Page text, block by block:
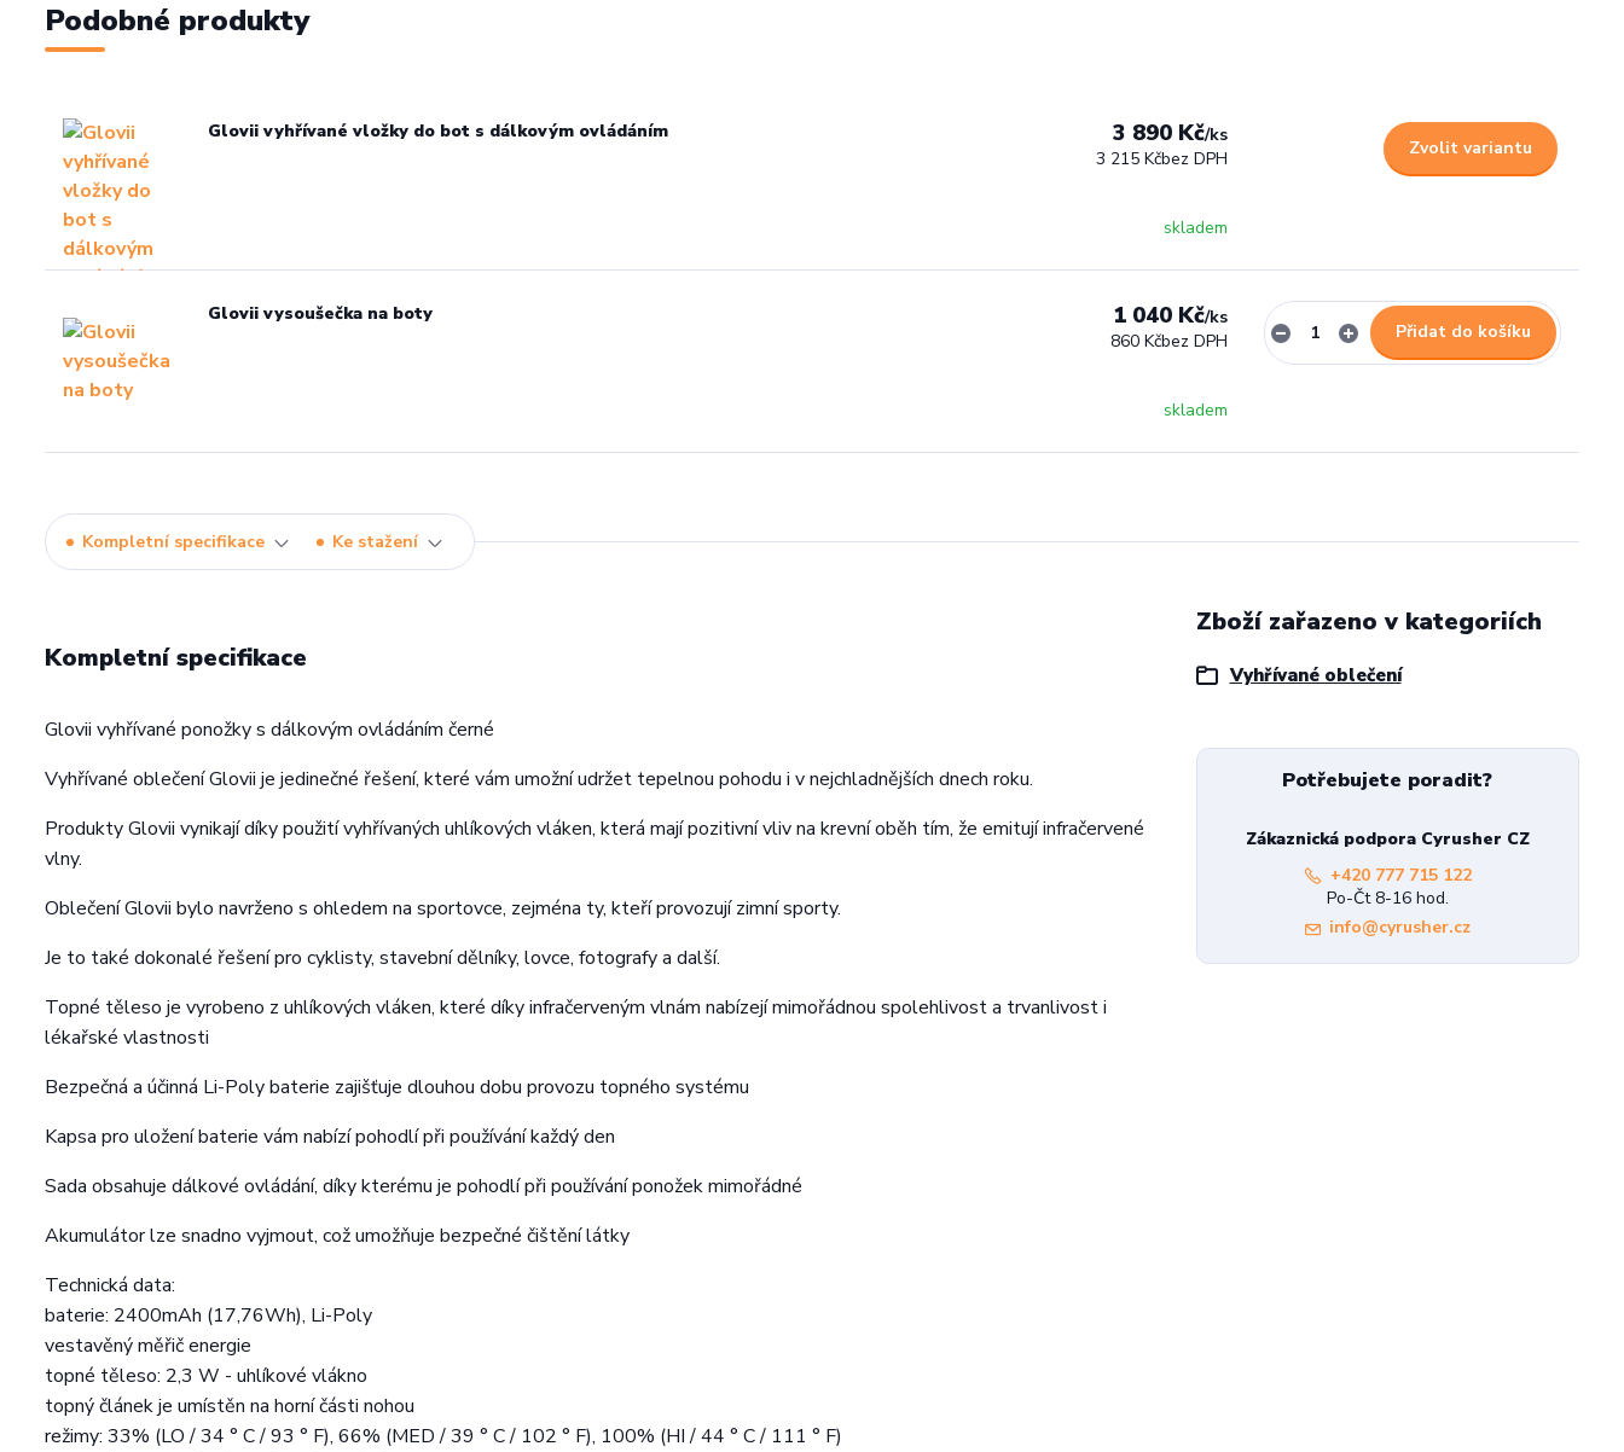
Podobné produkty
Glovii vyhřívané vložky do bot s dálkovým ovládáním 3 890 Kč/ks
3 215 Kčbez DPH
skladem
Zvolit variantu
Glovii vysoušečka na boty 1 040 Kč/ks
860 Kčbez DPH
skladem
Přidat do košíku
Kompletní specifikace Ke stažení
Kompletní specifikace
Glovii vyhřívané ponožky s dálkovým ovládáním černé
Vyhřívané oblečení Glovii je jedinečné řešení, které vám umožní udržet tepelnou pohodu i v nejchladnějších dnech roku.
Produkty Glovii vynikají díky použití vyhřívaných uhlíkových vláken, která mají pozitivní vliv na krevní oběh tím, že emitují infračervené
vlny.
Oblečení Glovii bylo navrženo s ohledem na sportovce, zejména ty, kteří provozují zimní sporty.
Je to také dokonalé řešení pro cyklisty, stavební dělníky, lovce, fotografy a další.
Topné těleso je vyrobeno z uhlíkových vláken, které díky infračerveným vlnám nabízejí mimořádnou spolehlivost a trvanlivost i
lékařské vlastnosti
Bezpečná a účinná Li-Poly baterie zajišťuje dlouhou dobu provozu topného systému
Kapsa pro uložení baterie vám nabízí pohodlí při používání každý den
Sada obsahuje dálkové ovládání, díky kterému je pohodlí při používání ponožek mimořádné
Akumulátor lze snadno vyjmout, což umožňuje bezpečné čištění látky
Technická data:
baterie: 2400mAh (17,76Wh), Li-Poly
vestavěný měřič energie
topné těleso: 2,3 W - uhlíkové vlákno
topný článek je umístěn na horní části nohou
režimy: 33% (LO / 34 ° C / 93 ° F), 66% (MED / 39 ° C / 102 ° F), 100% (HI / 44 ° C / 111 ° F)
Zboží zařazeno v kategoriích
Vyhřívané oblečení
Potřebujete poradit?
Zákaznická podpora Cyrusher CZ
+420 777 715 122
Po-Čt 8-16 hod.
info@cyrusher.cz